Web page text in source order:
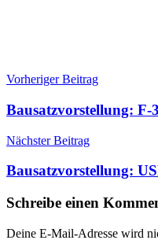
Beitragsnavigation
Vorheriger Beitrag
Bausatzvorstellung:
Nächster Beitrag
Bausatzvorstellung:
Schreibe einen
Deine E-Mail-Adresse wird